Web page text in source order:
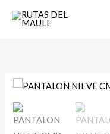
PANTALON
NIEVE
CMP